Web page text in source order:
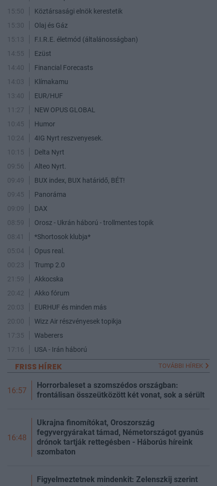
15:50
Köztársasági elnök kerestetik
15:30
Olaj és Gáz
15:13
F.I.R.E. életmód (általánosságban)
14:55
Ezüst
14:40
Financial Forecasts
14:03
Klímakamu
13:40
EUR/HUF
11:27
NEW OPUS GLOBAL
10:45
Humor
10:24
4IG Nyrt reszvenyesek.
10:15
Delta Nyrt
09:56
Alteo Nyrt.
09:49
BUX index, BUX határidő, BÉT!
09:45
Panoráma
09:09
DAX
08:59
Orosz - Ukrán háború - trollmentes topik
08:41
*Shortosok klubja*
05:04
Opus real.
00:23
Trump 2.0
21:59
Akkocska
20:42
Akko fórum
20:03
EURHUF és minden más
20:00
Wizz Air részvényesek topikja
17:35
Waberers
17:16
USA - Irán háború
FRISS HÍREK TOVÁBBI HÍREK
16:57
Horrorbaleset a szomszédos országban:
frontálisan összeütközött két vonat, sok a sérült
16:48
Ukrajna finomítókat, Oroszország
fegyvergyárakat támad, Németországot gyanús
drónok tartják rettegésben - Háborús híreink
szombaton
Figyelmeztetnek mindenkit: Zelenszkij szerint